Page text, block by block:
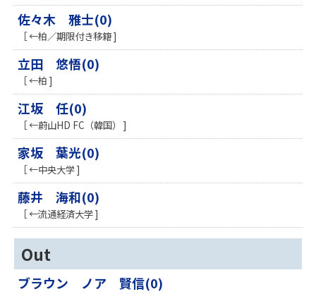
佐々木 雅士(0)
［ ←柏／期限付き移籍 ]
立田 悠悟(0)
［ ←柏 ]
江坂 任(0)
［ ←蔚山HD FC（韓国） ]
家坂 葉光(0)
［ ←中央大学 ]
藤井 海和(0)
［ ←流通経済大学 ]
Out
ブラウン ノア 賢信(0)